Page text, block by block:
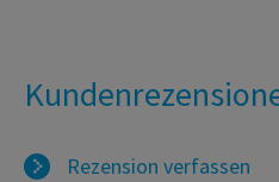
Rezension verfassen